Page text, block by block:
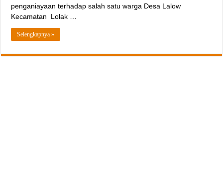
penganiayaan terhadap salah satu warga Desa Lalow
Kecamatan Lolak …
Selengkapnya »